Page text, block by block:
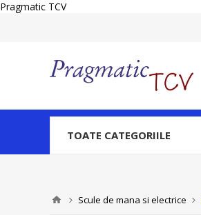
Pragmatic TCV
TOATE CATEGORIILE
Scule de mana si electrice